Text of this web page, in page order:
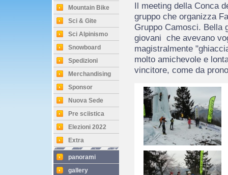
Mountain Bike
Sci & Gite
Sci Alpinismo
Snowboard
Spedizioni
Merchandising
Sponsor
Nuova Sede
Pre sciistica
Elezioni 2022
Extra
panorami
gallery
Il meeting della Conca
gruppo che organizza
Gruppo Camosci. Bella
giovani che avevano
magistralmente
molto amichevole e
vincitore, come da